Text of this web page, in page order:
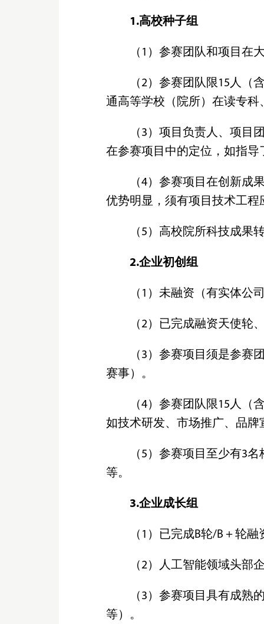
1.高校种子组
（1）参赛团队和项目在
（2）参赛团队限15人
通高等学校（院所）在读专
（3）项目负责人、项目
在参赛项目中的定位，如指
（4）参赛项目在创新成
优势明显，须有项目技术工程
（5）高校院所科技成果
2.企业初创组
（1）未融资（有实体公
（2）已完成融资天使轮
（3）参赛项目须是参赛
赛事）。
（4）参赛团队限15人
如技术研发、市场推广、品牌
（5）参赛项目至少有3
等。
3.企业成长组
（1）已完成B轮/B＋轮
（2）人工智能领域头部
（3）参赛项目具有成熟
等）。